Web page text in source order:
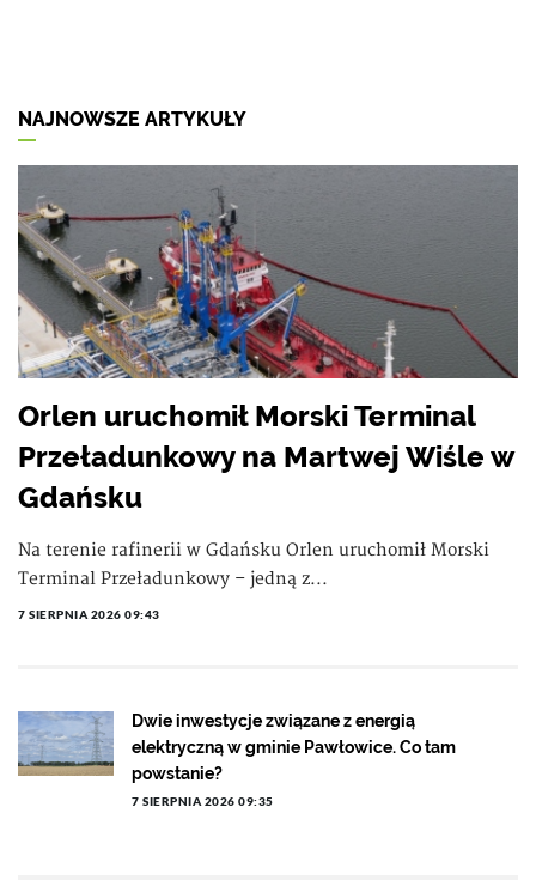
NAJNOWSZE ARTYKUŁY
Orlen uruchomił Morski Terminal
Przeładunkowy na Martwej Wiśle w
Gdańsku
Na terenie rafinerii w Gdańsku Orlen uruchomił Morski
Terminal Przeładunkowy – jedną z...
7 SIERPNIA 2026 09:43
Dwie inwestycje związane z energią
elektryczną w gminie Pawłowice. Co tam
powstanie?
7 SIERPNIA 2026 09:35